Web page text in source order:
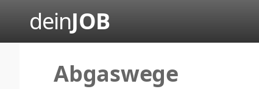
deinJOB
Abgaswege